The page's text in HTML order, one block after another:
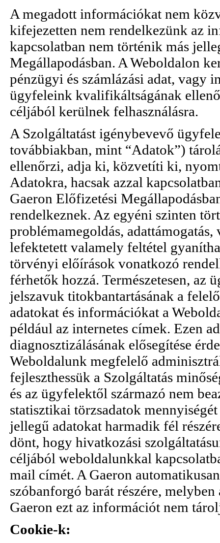
A megadott információkat nem
kifejezetten nem rendelkezünk az
kapcsolatban nem történik más
Megállapodásban. A Weboldalon
pénzügyi és számlázási adat,
ügyfeleink kvalifikáltságának
céljából kerülnek felhasználásra.
A Szolgáltatást igénybevevő
továbbiakban, mint “Adatok”)
ellenőrzi, adja ki, közvetíti ki,
Adatokra, hacsak azzal
Gaeron Előfizetési
rendelkeznek. Az egyéni szinten
problémamegoldás,
lefektetett valamely feltétel
törvényi előírások vonatkozó
férhetők hozzá. Természetesen, az
jelszavuk titokbantartásának a
adatokat és információkat a
például az internetes címek. Ezen
diagnosztizálásának elősegítése
Weboldalunk megfelelő
fejleszthessük a Szolgáltatás
és az ügyfelektől származó nem
statisztikai törzsadatok
jellegű adatokat harmadik fél
dönt, hogy hivatkozási
céljából weboldalunkkal
mail címét. A Gaeron
szóbanforgó barát részére,
Gaeron ezt az információt nem
Cookie-k: